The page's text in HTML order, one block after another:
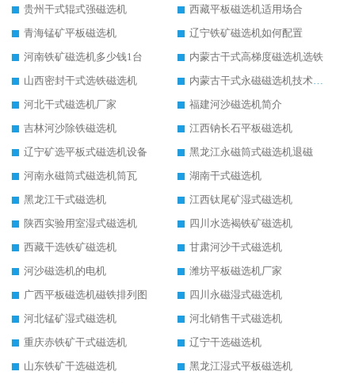
贵州干式辊式强磁选机
西藏平板磁选机适用场合
青海锰矿平板磁选机
辽宁铁矿磁选机如何配置
河南铁矿磁选机多少钱1台
内蒙古干式高梯度磁选机选铁
山西密封干式选铁磁选机
内蒙古干式永磁磁选机技术要求
河北干式磁选机厂家
福建河沙磁选机简介
吉林河沙除铁磁选机
江西钠长石平板磁选机
辽宁矿选平板式磁选机设备
黑龙江永磁筒式磁选机退磁
河南永磁筒式磁选机筒瓦
湖南干式磁选机
黑龙江干式磁选机
江西钛尾矿湿式磁选机
陕西实验用室湿式磁选机
四川水选褐铁矿磁选机
西藏干选铁矿磁选机
甘肃河沙干式磁选机
河沙磁选机的电机
潍坊平板磁选机厂家
广西平板磁选机磁铁排列图
四川永磁湿式磁选机
河北锰矿湿式磁选机
河北销售干式磁选机
重庆赤铁矿干式磁选机
辽宁干选磁选机
山东铁矿干选磁选机
黑龙江湿式平板磁选机